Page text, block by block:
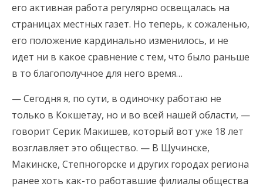
его активная работа регулярно освещалась на
страницах местных газет. Но теперь, к сожаленью,
его положение кардинально изменилось, и не
идет ни в какое сравнение с тем, что было раньше
в то благополучное для него время…
— Сегодня я, по сути, в одиночку работаю не
только в Кокшетау, но и во всей нашей области, —
говорит Серик Макишев, который вот уже 18 лет
возглавляет это общество. — В Щучинске,
Макинске, Степногорске и других городах региона
ранее хоть как-то работавшие филиалы общества